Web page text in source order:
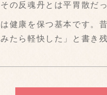
の反魂丹とは平胃散だ
健康を保つ基本です。
たら軽快した」と書き